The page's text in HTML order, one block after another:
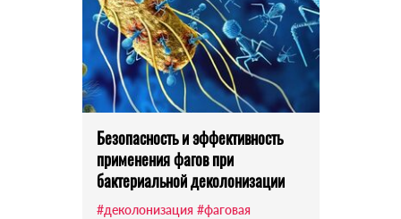
Безопасность и эффективность
применения фагов при
бактериальной деколонизации
#деколонизация #фаговая